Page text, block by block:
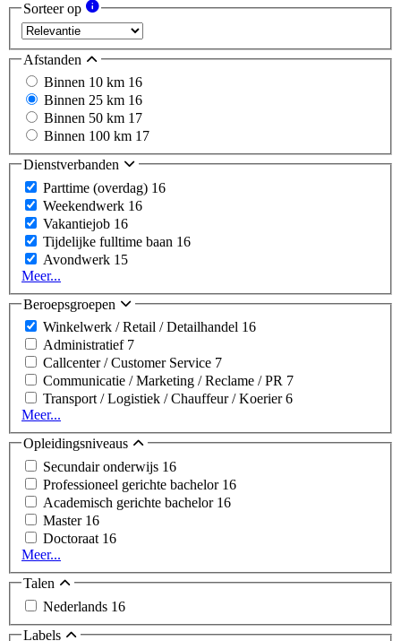
Sorteer op
Afstanden
Binnen 10 km 16
Binnen 25 km 16
Binnen 50 km 17
Binnen 100 km 17
Dienstverbanden
Parttime (overdag) 16
Weekendwerk 16
Vakantiejob 16
Tijdelijke fulltime baan 16
Avondwerk 15
Meer...
Beroepsgroepen
Winkelwerk / Retail / Detailhandel 16
Administratief 7
Callcenter / Customer Service 7
Communicatie / Marketing / Reclame / PR 7
Transport / Logistiek / Chauffeur / Koerier6
Meer...
Opleidingsniveaus
Secundair onderwijs 16
Professioneel gerichte bachelor 16
Academisch gerichte bachelor 16
Master 16
Doctoraat 16
Meer...
Talen
Nederlands 16
Labels